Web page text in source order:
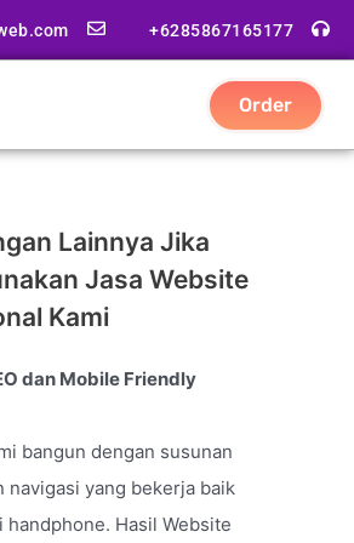
+6285867165177
Order
Lainnya Jika
Jasa Website
Kami
dan Mobile Friendly
bangun dengan susunan
navigasi yang bekerja baik
handphone. Hasil Website